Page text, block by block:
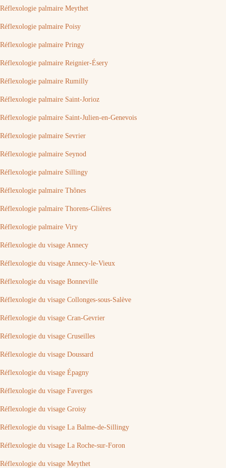
Réflexologie palmaire Meythet
Réflexologie palmaire Poisy
Réflexologie palmaire Pringy
Réflexologie palmaire Reignier-Ésery
Réflexologie palmaire Rumilly
Réflexologie palmaire Saint-Jorioz
Réflexologie palmaire Saint-Julien-en-Genevois
Réflexologie palmaire Sevrier
Réflexologie palmaire Seynod
Réflexologie palmaire Sillingy
Réflexologie palmaire Thônes
Réflexologie palmaire Thorens-Glières
Réflexologie palmaire Viry
Réflexologie du visage Annecy
Réflexologie du visage Annecy-le-Vieux
Réflexologie du visage Bonneville
Réflexologie du visage Collonges-sous-Salève
Réflexologie du visage Cran-Gevrier
Réflexologie du visage Cruseilles
Réflexologie du visage Doussard
Réflexologie du visage Épagny
Réflexologie du visage Faverges
Réflexologie du visage Groisy
Réflexologie du visage La Balme-de-Sillingy
Réflexologie du visage La Roche-sur-Foron
Réflexologie du visage Meythet